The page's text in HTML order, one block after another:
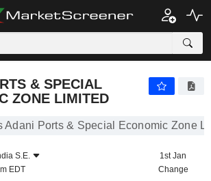
& SPECIAL
ZONE LIMITED
Adani Ports & Special Economic Zone
S.E.
EDT
1st Jan
Change